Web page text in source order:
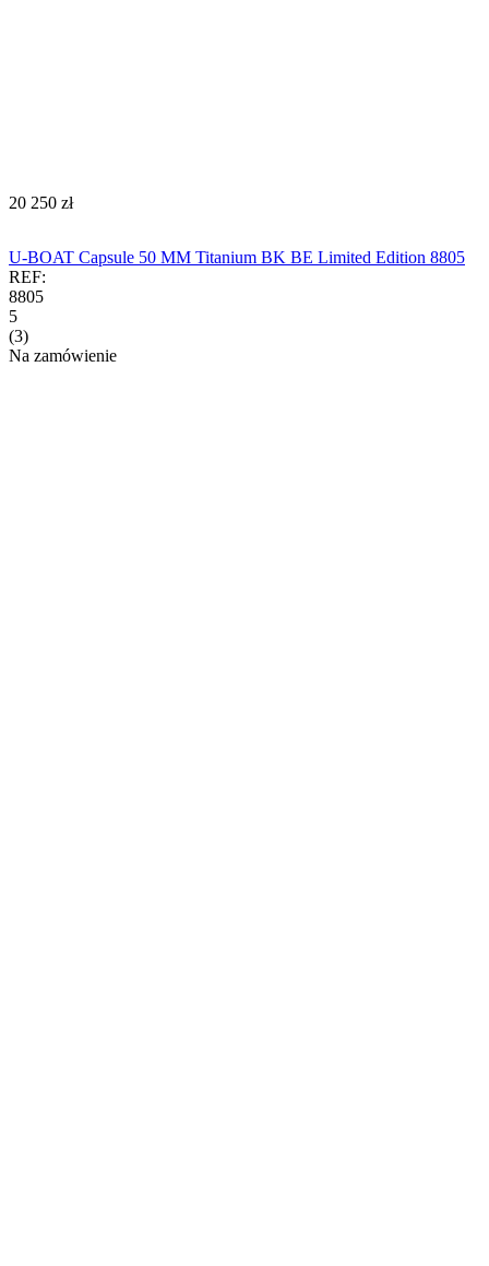
‍20 250‍ zł
U-BOAT Capsule 50 MM Titanium BK BE Limited Edition 8805
REF:
8805
5
(3)
Na zamówienie